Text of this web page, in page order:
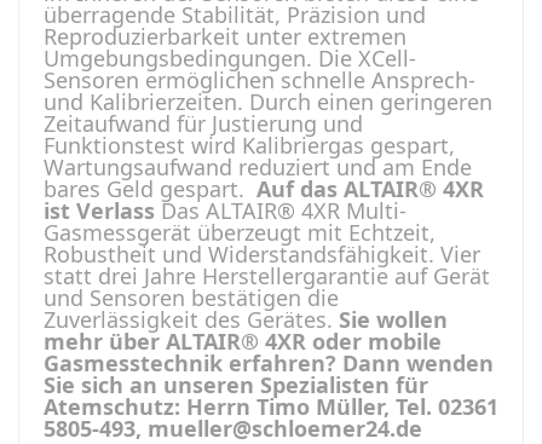
überragende Stabilität, Präzision und
Reproduzierbarkeit unter extremen
Umgebungsbedingungen. Die XCell-
Sensoren ermöglichen schnelle Ansprech-
und Kalibrierzeiten. Durch einen geringeren
Zeitaufwand für Justierung und
Funktionstest wird Kalibriergas gespart,
Wartungsaufwand reduziert und am Ende
bares Geld gespart. Auf das ALTAIR® 4XR
ist Verlass Das ALTAIR® 4XR Multi-
Gasmessgerät überzeugt mit Echtzeit,
Robustheit und Widerstandsfähigkeit. Vier
statt drei Jahre Herstellergarantie auf Gerät
und Sensoren bestätigen die
Zuverlässigkeit des Gerätes. Sie wollen
mehr über ALTAIR® 4XR oder mobile
Gasmesstechnik erfahren? Dann wenden
Sie sich an unseren Spezialisten für
Atemschutz: Herrn Timo Müller, Tel. 02361
5805-493, mueller@schloemer24.de